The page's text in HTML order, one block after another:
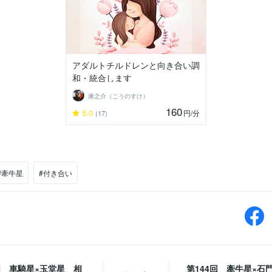
アダルトチルドレンと向き合い調
和・統合します
康之介（こうのすけ）
5.0 (17) 160円/分
牛星 #付き合い
車騎星×玉堂星 相
第144回 牽牛星×石